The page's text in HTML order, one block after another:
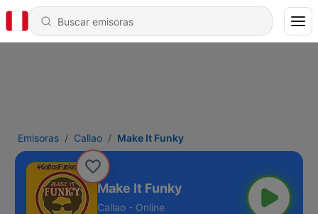
Emisoras Callao Make It Funky
Make It Funky
Callao - Online